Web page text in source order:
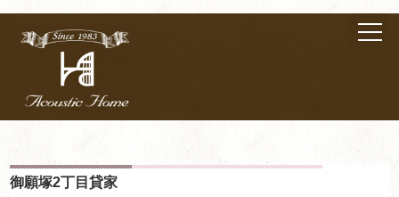
御願塚2丁目貸家